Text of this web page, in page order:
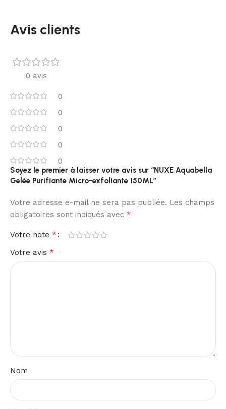
Avis clients
0 avis
0
0
0
0
0
Soyez le premier à laisser votre avis sur “NUXE Aquabella
Gelée Purifiante Micro-exfoliante 150ML”
Votre adresse e-mail ne sera pas publiée. Les champs
obligatoires sont indiqués avec *
Votre note *
Votre avis *
Nom